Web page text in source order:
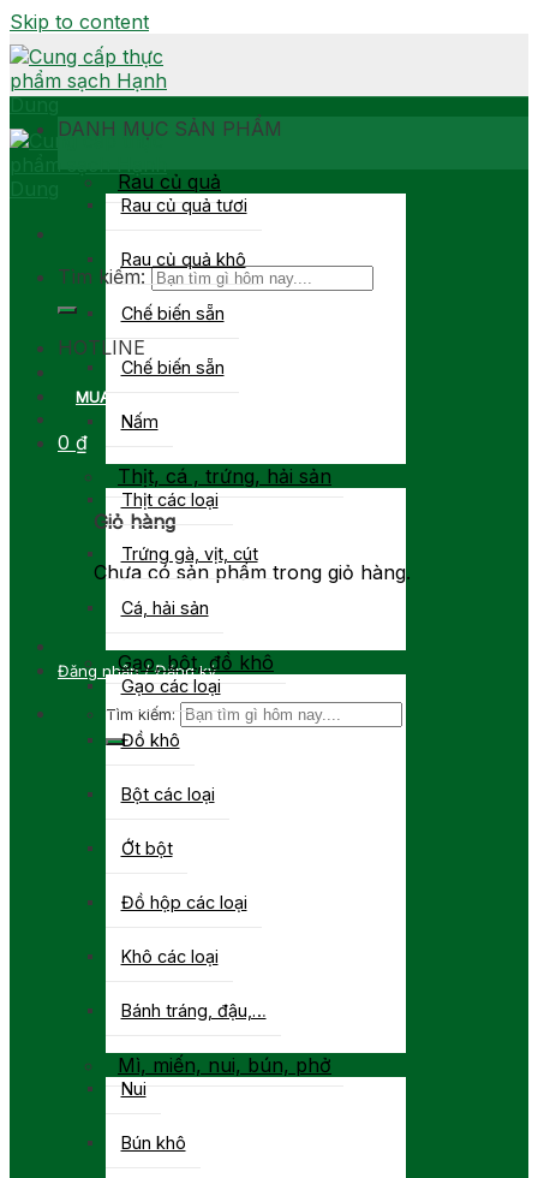
Skip to content
Tìm kiếm:
HOTLINE
MUA SỈ
0 ₫
Giỏ hàng
Chưa có sản phẩm trong giỏ hàng.
Đăng nhập / Đăng ký
Tìm kiếm:
DANH MỤC SẢN PHẨM
Rau củ quả
Rau củ quả tươi
Rau củ quả khô
Chế biến sẵn
Chế biến sẵn
Nấm
Thịt, cá , trứng, hải sản
Thịt các loại
Trứng gà, vịt, cút
Cá, hải sản
Gạo, bột, đồ khô
Gạo các loại
Đồ khô
Bột các loại
Ớt bột
Đồ hộp các loại
Khô các loại
Bánh tráng, đậu,…
Mì, miến, nui, bún, phở
Nui
Bún khô